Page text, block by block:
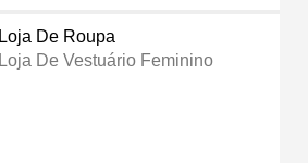
Loja De Roupa
Loja De Vestuário Feminino